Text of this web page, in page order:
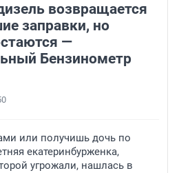
возвращается
заправки, но
—
Бензинометр
или получишь дочь по
екатеринбурженка,
угрожали, нашлась в